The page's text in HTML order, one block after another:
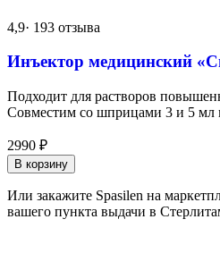
4,9· 193 отзыва
Инъектор медицинский
Подходит для растворов
Совместим со шприцами 3 и 5 мл
2990 ₽
В корзину
Или закажите Spasilen на
вашего пункта выдачи в